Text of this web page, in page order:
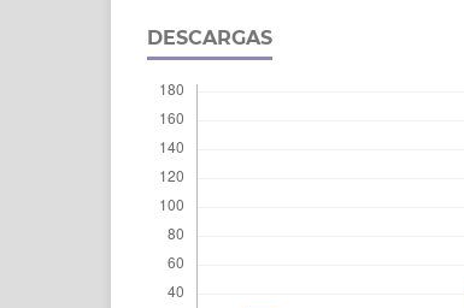
DESCARGAS